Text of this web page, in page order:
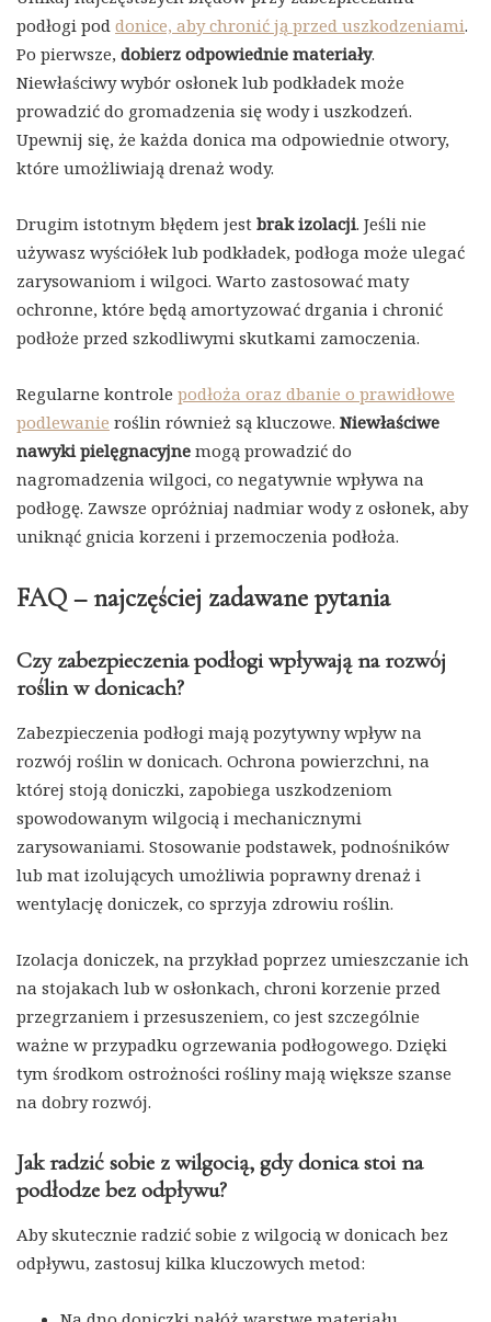
podłogi pod donice, aby chronić ją przed uszkodzeniami.
Po pierwsze, dobierz odpowiednie materiały.
Niewłaściwy wybór osłonek lub podkładek może
prowadzić do gromadzenia się wody i uszkodzeń.
Upewnij się, że każda donica ma odpowiednie otwory,
które umożliwiają drenaż wody.
Drugim istotnym błędem jest brak izolacji. Jeśli nie
używasz wyściółek lub podkładek, podłoga może ulegać
zarysowaniom i wilgoci. Warto zastosować maty
ochronne, które będą amortyzować drgania i chronić
podłoże przed szkodliwymi skutkami zamoczenia.
Regularne kontrole podłoża oraz dbanie o prawidłowe
podlewanie roślin również są kluczowe. Niewłaściwe
nawyki pielęgnacyjne mogą prowadzić do
nagromadzenia wilgoci, co negatywnie wpływa na
podłogę. Zawsze opróżniaj nadmiar wody z osłonek, aby
uniknąć gnicia korzeni i przemoczenia podłoża.
FAQ – najczęściej zadawane pytania
Czy zabezpieczenia podłogi wpływają na rozwój
roślin w donicach?
Zabezpieczenia podłogi mają pozytywny wpływ na
rozwój roślin w donicach. Ochrona powierzchni, na
której stoją doniczki, zapobiega uszkodzeniom
spowodowanym wilgocią i mechanicznymi
zarysowaniami. Stosowanie podstawek, podnośników
lub mat izolujących umożliwia poprawny drenaż i
wentylację doniczek, co sprzyja zdrowiu roślin.
Izolacja doniczek, na przykład poprzez umieszczanie ich
na stojakach lub w osłonkach, chroni korzenie przed
przegrzaniem i przesuszeniem, co jest szczególnie
ważne w przypadku ogrzewania podłogowego. Dzięki
tym środkom ostrożności rośliny mają większe szanse
na dobry rozwój.
Jak radzić sobie z wilgocią, gdy donica stoi na
podłodze bez odpływu?
Aby skutecznie radzić sobie z wilgocią w donicach bez
odpływu, zastosuj kilka kluczowych metod: